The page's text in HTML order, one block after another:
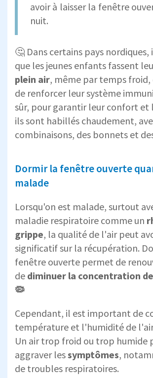
avoir à laisser la fenêtre
nuit.
🤔 Dans certains pays
que les jeunes enfants fassent
plein air, même par temps froid,
de renforcer leur système
sûr, pour garantir leur confort et
ils sont habillés chaudement,
combinaisons, des bonnets et
Dormir la fenêtre ouverte
malade
Lorsqu'on est malade, surtout
maladie respiratoire comme un
grippe, la qualité de l'air peut
significatif sur la récupération.
fenêtre ouverte permet de
de diminuer la concentration
🦠
Cependant, il est important de
température et l'humidité de
Un air trop froid ou trop humide
aggraver lessymptômes,
de troubles respiratoires.